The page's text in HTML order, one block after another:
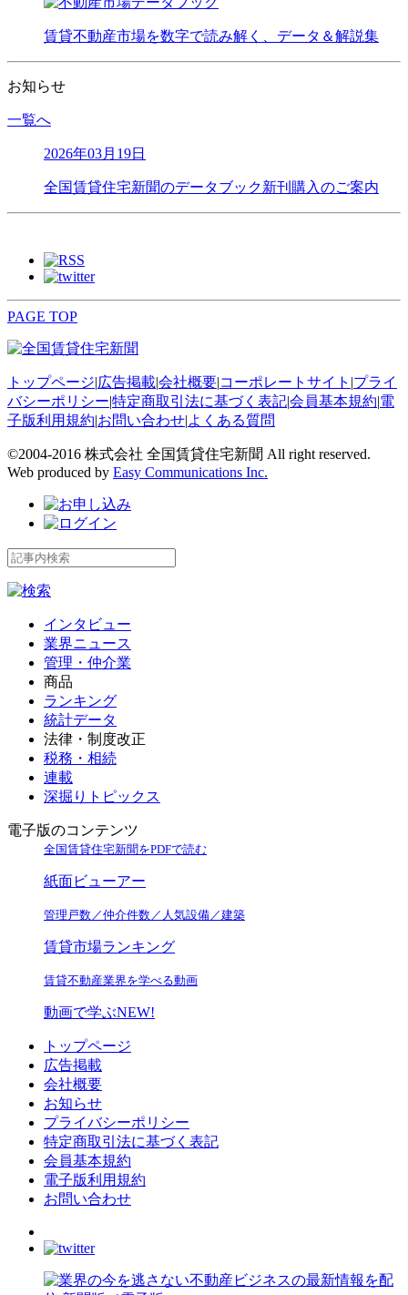
賃貸不動産市場を数字で読み解く、データ＆解説集
お知らせ
一覧へ
2026年03月19日
全国賃貸住宅新聞のデータブック新刊購入のご案内
PAGE TOP
トップページ|広告掲載|会社概要|コーポレートサイト |プライ
バシーポリシー|特定商取引法に基づく表記|会員基本規約|電
子版利用規約|お問い合わせ|よくある質問
©2004-2016 株式会社 全国賃貸住宅新聞 All right reserved.
Web produced by Easy Communications Inc.
インタビュー
業界ニュース
管理・仲介業
商品
ランキング
統計データ
法律・制度改正
税務・相続
連載
深掘りトピックス
電子版のコンテンツ
全国賃貸住宅新聞をPDFで読む
紙面ビューアー
管理戸数／仲介件数／人気設備／建築
賃貸市場ランキング
賃貸不動産業界を学べる動画
動画で学ぶNEW!
トップページ
広告掲載
会社概要
お知らせ
プライバシーポリシー
特定商取引法に基づく表記
会員基本規約
電子版利用規約
お問い合わせ